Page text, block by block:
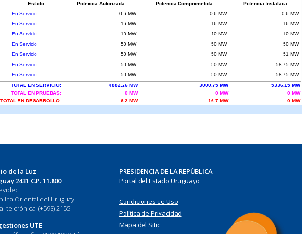
de la Luz
2431 C.P. 11.800
Oriental del Uruguay
telefónica: (+598) 2155
UTE
PRESIDENCIA DE LA REPÚBLICA
Portal del Estado Uruguayo
Condiciones de Uso
Política de Privacidad
Mapa del Sitio